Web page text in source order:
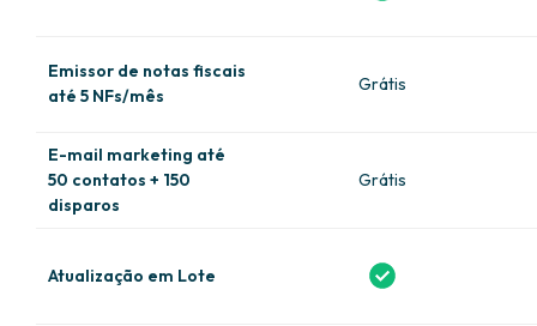
Emissor de notas fiscais
até 5 NFs/mês
Grátis
E-mail marketing até
50 contatos + 150
disparos
Grátis
Atualização em Lote